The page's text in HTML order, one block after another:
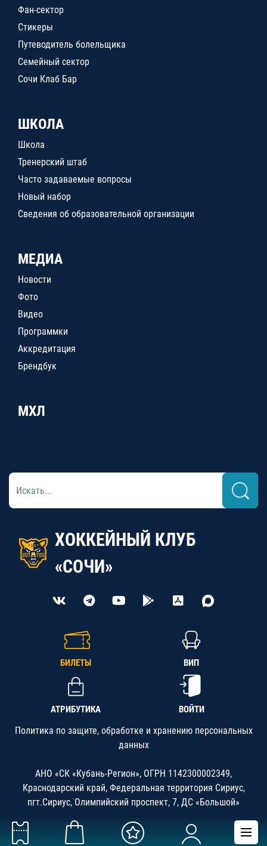
Фан-сектор
Стикеры
Путеводитель болельщика
Семейный сектор
Сочи Клаб Бар
ШКОЛА
Школа
Тренерский штаб
Часто задаваемые вопросы
Новый набор
Сведения об образовательной организации
МЕДИА
Новости
Фото
Видео
Программки
Аккредитация
Брендбук
МХЛ
ХОККЕЙНЫЙ КЛУБ
«СОЧИ»
БИЛЕТЫ ВИП
АТРИБУТИКА ВОЙТИ
Политика по защите, обработке и хранению персональных
данных
АНО «СК «Кубань-Регион», ОГРН 1142300002349,
Краснодарский край, Федеральная территория Сириус,
пгт.Сириус, Олимпийский проспект, 7, ДС «Большой»